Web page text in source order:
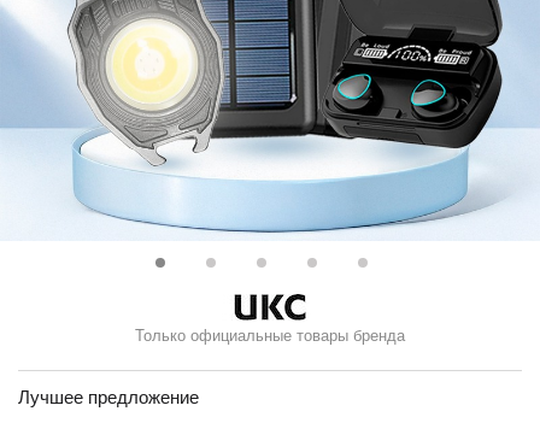
Только официальные товары бренда
Лучшее предложение